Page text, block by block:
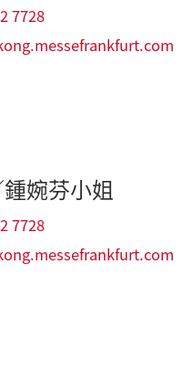
7728
婉芬小姐
7728